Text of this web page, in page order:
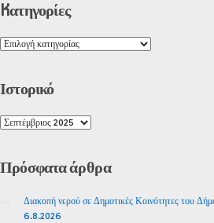
Kατηγορίες
Ιστορικό
Πρόσφαταάρθρα
Διακοπή νερού σε Δημοτικές Κοινότητες του
6.8.2026